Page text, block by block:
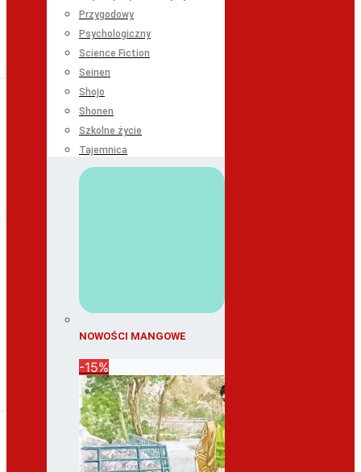
Przygodowy
Psychologiczny
Science Fiction
Seinen
Shojo
Shonen
Szkolne życie
Tajemnica
NOWOŚCI MANGOWE
-15%